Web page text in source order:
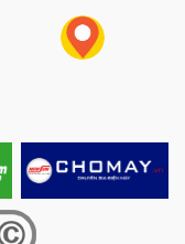
ổn định trong thời
ra hỏng hóc.